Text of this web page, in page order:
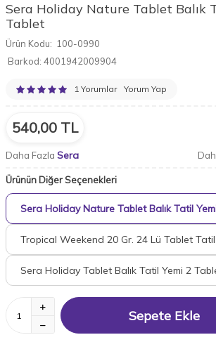
Sera Holiday Nature Tablet Balık
Tablet
Ürün Kodu: 100-0990
Barkod: 4001942009904
1 Yorumlar Yorum Yap
540,00 TL
Daha Fazla Sera
Ürünün Diğer Seçenekleri
Sera Holiday Nature Tablet Balık Tatil
Tropical Weekend 20 Gr. 24 Lü Tablet Tatil
Sera Holiday Tablet Balık Tatil Yemi 2
Sepete Ekle